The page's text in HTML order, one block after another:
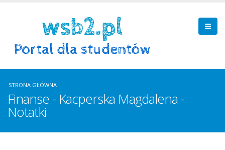
STRONA GŁÓWNA
Finanse - Kacperska Magdalena -
Notatki